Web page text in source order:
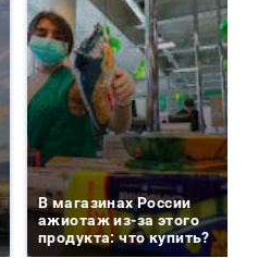
В магазинах России
ажиотаж из-за этого
продукта: что купить?